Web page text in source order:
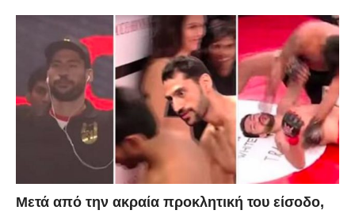
Μετά από την ακραία προκλητική του είσοδο,